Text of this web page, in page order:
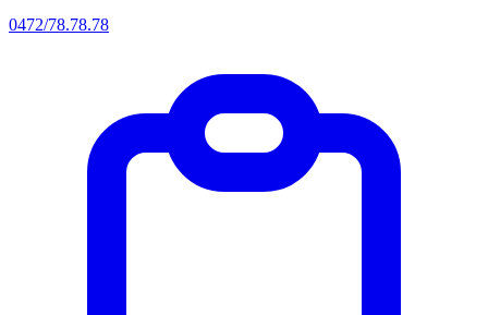
0472/78.78.78